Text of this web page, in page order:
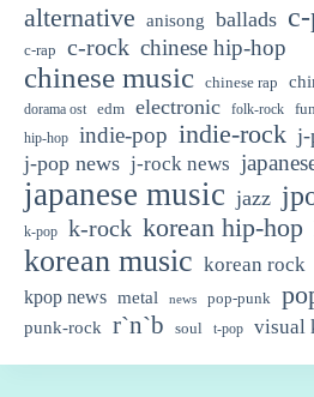
alternative anisong ballads
c-rap
c-rock chinese hip-hop
chinese music chinese rap
dorama ost edm electronic folk-rock
hip-hop indie-pop indie-rock j-
j-pop news j-rock news
japanese music jazz
k-pop k-rock korean hip-hop
korean music korean rock
kpop news metal news pop-punk
punk-rock r`n`b soul t-pop visual